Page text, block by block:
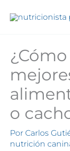
o
Por Carlos
nutrición